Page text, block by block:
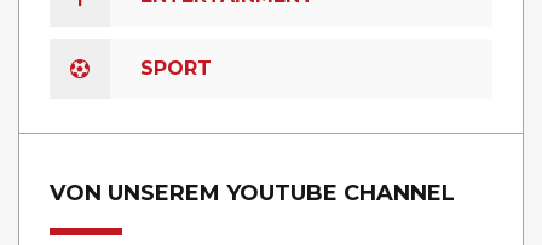
SPORT
VON UNSEREM YOUTUBE CHANNEL